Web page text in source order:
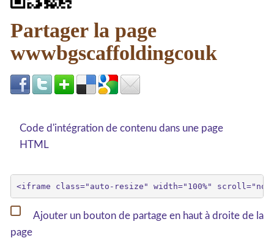
Partager la page
wwwbgscaffoldingcouk
Code d'intégration de contenu dans une page
HTML
Ajouter un bouton de partage en haut à droite de la
page